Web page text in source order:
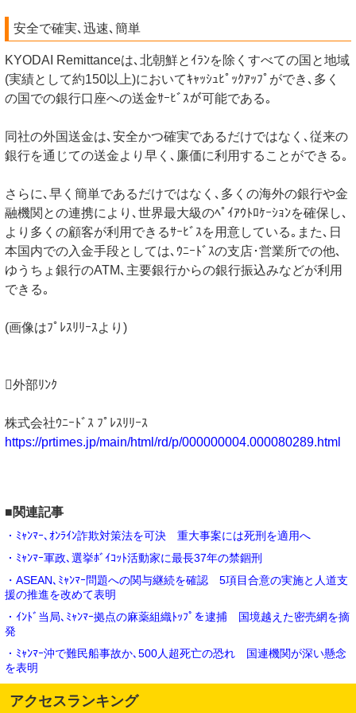
安全で確実､迅速､簡単
KYODAI Remittanceは､北朝鮮とｲﾗﾝを除くすべての国と地域
(実績として約150以上)においてｷｬｯｼｭﾋﾟｯｸｱｯﾌﾟができ､多く
の国での銀行口座への送金ｻｰﾋﾞｽが可能である｡
同社の外国送金は､安全かつ確実であるだけではなく､従来の
銀行を通じての送金より早く､廉価に利用することができる｡
さらに､早く簡単であるだけではなく､多くの海外の銀行や金
融機関との連携により､世界最大級のﾍﾟｲｱｳﾄﾛｹｰｼｮﾝを確保し､
より多くの顧客が利用できるｻｰﾋﾞｽを用意している｡また､日
本国内での入金手段としては､ｳﾆｰﾄﾞｽの支店･営業所での他､
ゆうちょ銀行のATM､主要銀行からの銀行振込みなどが利用
できる｡
(画像はﾌﾟﾚｽﾘﾘｰｽより)
外部ﾘﾝｸ
株式会社ｳﾆｰﾄﾞｽ ﾌﾟﾚｽﾘﾘｰｽ
https://prtimes.jp/main/html/rd/p/000000004.000080289.html
■関連記事
・ﾐｬﾝﾏｰ､ｵﾝﾗｲﾝ詐欺対策法を可決 重大事案には死刑を適用へ
・ﾐｬﾝﾏｰ軍政､選挙ﾎﾞｲｺｯﾄ活動家に最長37年の禁錮刑
・ASEAN､ﾐｬﾝﾏｰ問題への関与継続を確認 5項目合意の実施と人道支
援の推進を改めて表明
・ｲﾝﾄﾞ当局､ﾐｬﾝﾏｰ拠点の麻薬組織ﾄｯﾌﾟを逮捕 国境越えた密売網を摘
発
・ﾐｬﾝﾏｰ沖で難民船事故か､500人超死亡の恐れ 国連機関が深い懸念
を表明
アクセスランキング